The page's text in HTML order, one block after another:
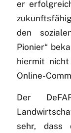
er
den
Pionier“
hiermit
Online-
Der
sehr, dass